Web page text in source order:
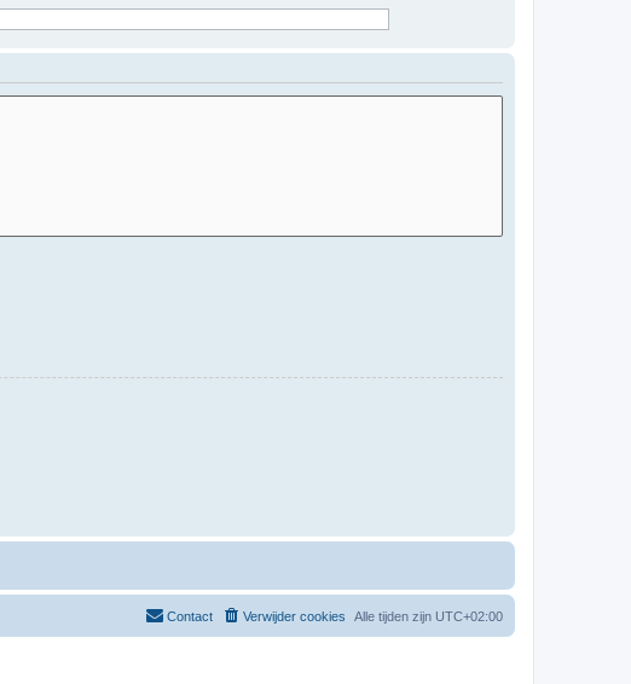
Alle tijden zijn UTC+02:00
Verwijder cookies
Contact